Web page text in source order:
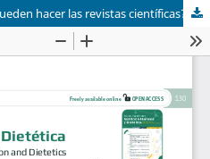
hacer las revistas científicas?